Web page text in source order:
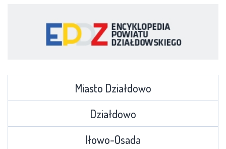
Miasto Działdowo
Działdowo
Iłowo-Osada